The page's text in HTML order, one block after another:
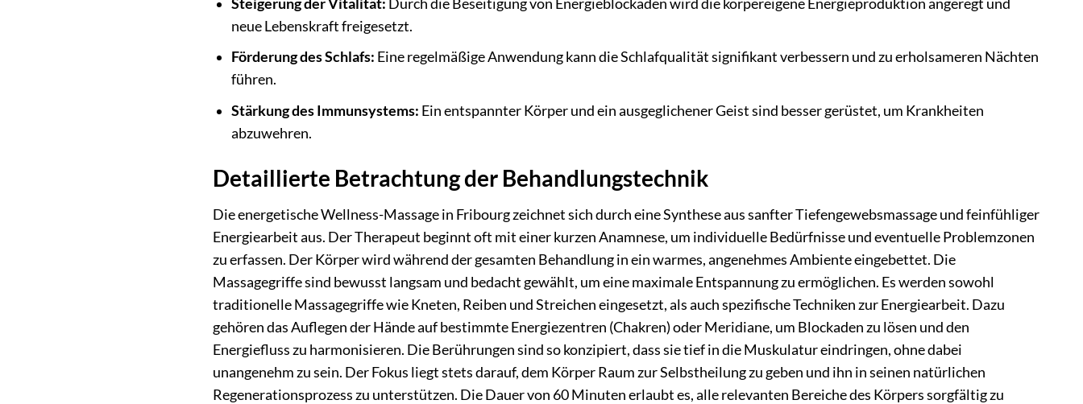
neue Lebenskraft freigesetzt.
Förderung des Schlafs: Eine regelmäßige Anwendung kann die Schlafqualität signifikant verbessern und zu erholsameren Nächten
führen.
Stärkung des Immunsystems: Ein entspannter Körper und ein ausgeglichener Geist sind besser gerüstet, um Krankheiten
abzuwehren.
Detaillierte Betrachtung der Behandlungstechnik
Die energetische Wellness-Massage in Fribourg zeichnet sich durch eine Synthese aus sanfter Tiefengewebsmassage und feinfühliger
Energiearbeit aus. Der Therapeut beginnt oft mit einer kurzen Anamnese, um individuelle Bedürfnisse und eventuelle Problemzonen
zu erfassen. Der Körper wird während der gesamten Behandlung in ein warmes, angenehmes Ambiente eingebettet. Die
Massagegriffe sind bewusst langsam und bedacht gewählt, um eine maximale Entspannung zu ermöglichen. Es werden sowohl
traditionelle Massagegriffe wie Kneten, Reiben und Streichen eingesetzt, als auch spezifische Techniken zur Energiearbeit. Dazu
gehören das Auflegen der Hände auf bestimmte Energiezentren (Chakren) oder Meridiane, um Blockaden zu lösen und den
Energiefluss zu harmonisieren. Die Berührungen sind so konzipiert, dass sie tief in die Muskulatur eindringen, ohne dabei
unangenehm zu sein. Der Fokus liegt stets darauf, dem Körper Raum zur Selbstheilung zu geben und ihn in seinen natürlichen
Regenerationsprozess zu unterstützen. Die Dauer von 60 Minuten erlaubt es, alle relevanten Bereiche des Körpers sorgfältig zu